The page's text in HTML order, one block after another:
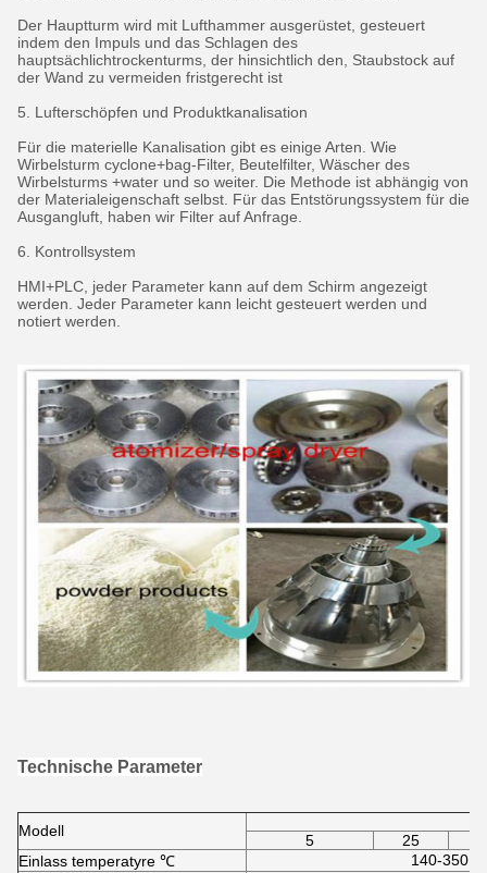
Der Hauptturm wird mit Lufthammer ausgerüstet, gesteuert
indem den Impuls und das Schlagen des
hauptsächlichtrockenturms, der hinsichtlich den, Staubstock auf
der Wand zu vermeiden fristgerecht ist
5. Lufterschöpfen und Produktkanalisation
Für die materielle Kanalisation gibt es einige Arten. Wie
Wirbelsturm cyclone+bag-Filter, Beutelfilter, Wäscher des
Wirbelsturms +water und so weiter. Die Methode ist abhängig von
der Materialeigenschaft selbst. Für das Entstörungssystem für die
Ausgangluft, haben wir Filter auf Anfrage.
6. Kontrollsystem
HMI+PLC, jeder Parameter kann auf dem Schirm angezeigt
werden. Jeder Parameter kann leicht gesteuert werden und
notiert werden.
Technische Parameter
Modell
5 25
Einlass temperatyre ℃
140-350